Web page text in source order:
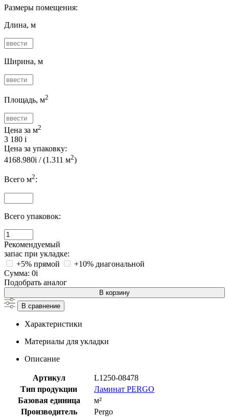
Размеры помещения:
Длина, м
Ширина, м
Площадь, м2
Цена за м2
3 180 i
Цена за упаковку:
4168.980i / (1.311 м2)
Всего м2:
Всего упаковок:
Рекомендуемый
запас при укладке:
+5% прямой
+10% диагональной
Сумма: 0i
Подобрать аналог
В корзину
В сравнение
Характеристики
Материалы для укладки
Описание
Артикул
L1250-08478
Тип продукции
Ламинат PERGO
Базовая единица
м²
Производитель
Pergo